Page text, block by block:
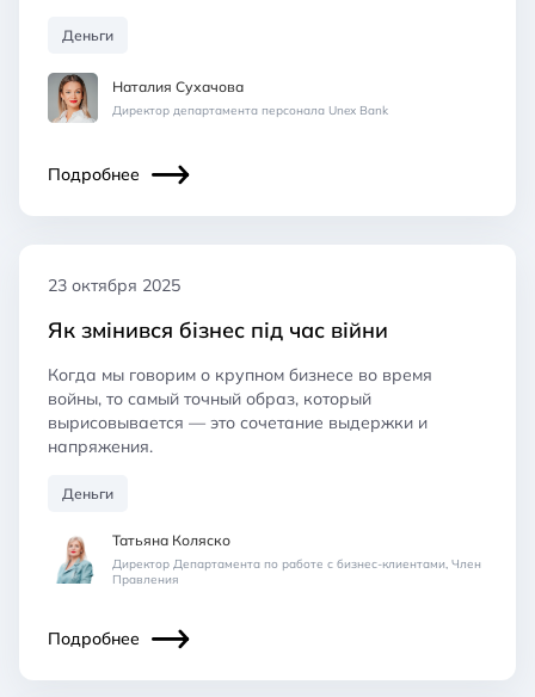
Деньги
Наталия Сухачова
Директор департамента персонала Unex Bank
Подробнее
23 октября 2025
Як змінився бізнес під час війни
Когда мы говорим о крупном бизнесе во время
войны, то самый точный образ, который
вырисовывается — это сочетание выдержки и
напряжения.
Деньги
Татьяна Коляско
Директор Департамента по работе с бизнес-клиентами, Член
Правления
Подробнее